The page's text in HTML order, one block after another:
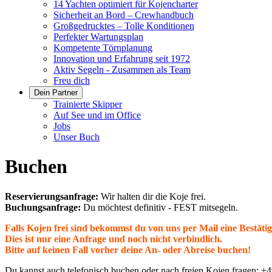
14 Yachten optimiert für Kojencharter
Sicherheit an Bord – Crewhandbuch
Großgedrucktes – Tolle Konditionen
Perfekter Wartungsplan
Kompetente Törnplanung
Innovation und Erfahrung seit 1972
Aktiv Segeln - Zusammen als Team
Freu dich
Dein Partner
Trainierte Skipper
Auf See und im Office
Jobs
Unser Buch
Buchen
Reservierungsanfrage: Wir halten dir die Koje frei.
Buchungsanfrage: Du möchtest definitiv - FEST mitsegeln.
Falls Kojen frei sind bekommst du von uns per Mail eine
Dies ist nur eine Anfrage und noch nicht verbindlich.
Bitte auf keinen Fall vorher deine An- oder Abreise buchen!